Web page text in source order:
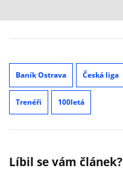
Baník Ostrava Česká liga
Trenéři 100letá
Líbil se vám článek?